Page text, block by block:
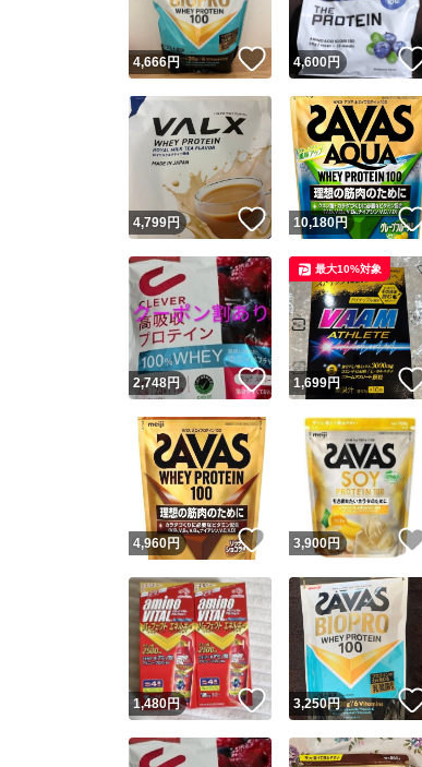
4,666円 いいね！
4,600円
4,799円 いいね！
10,180円
2,748円 いいね！
1,699円
最大10%対象
4,960円 いいね！
3,900円
1,480円 いいね！
3,250円